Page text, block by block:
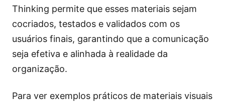
Thinking permite que esses materiais sejam
cocriados, testados e validados com os
usuários finais, garantindo que a comunicação
seja efetiva e alinhada à realidade da
organização.
Para ver exemplos práticos de materiais visuais